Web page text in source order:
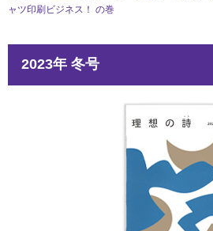
ャツ印刷ビジネス！ の巻
2023年 冬号